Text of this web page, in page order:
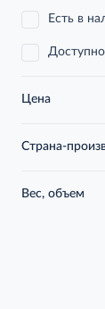
Есть в
Доступно
Цена
Страна-
Вес, объем